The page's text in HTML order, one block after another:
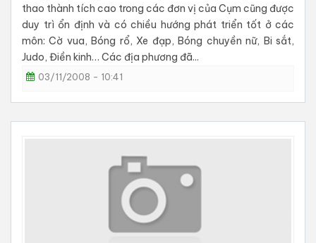
thao thành tích cao trong các đơn vị của Cụm cũng được
duy trì ổn định và có chiều hướng phát triển tốt ở các
môn: Cờ vua, Bóng rổ, Xe đạp, Bóng chuyền nữ, Bi sắt,
Judo, Điền kinh… Các địa phương đã...
03/11/2008 - 10:41